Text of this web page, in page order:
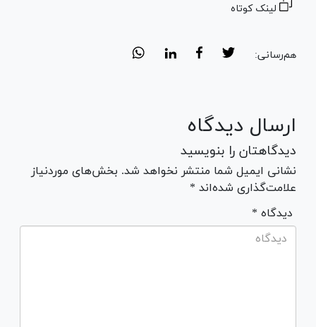
لینک کوتاه
هم‌رسانی:
ارسال دیدگاه
دیدگاهتان را بنویسید
نشانی ایمیل شما منتشر نخواهد شد. بخش‌های موردنیاز
علامت‌گذاری شده‌اند *
* دیدگاه